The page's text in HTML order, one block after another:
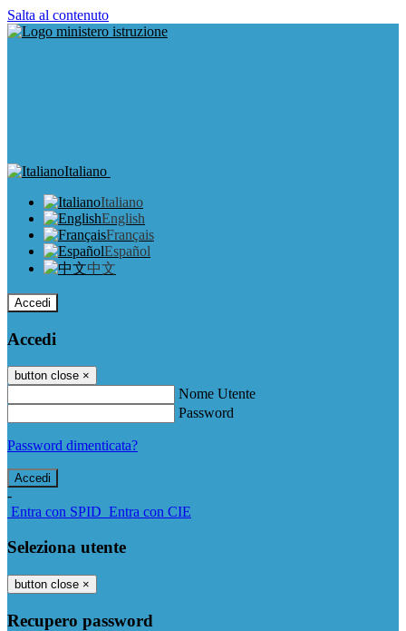
Salta al contenuto
Italiano
Italiano
English
Français
Español
中文
Accedi
Accedi
button close ×
Nome Utente
Password
Password dimenticata?
-
Entra con SPID Entra con CIE
Seleziona utente
button close ×
Recupero password